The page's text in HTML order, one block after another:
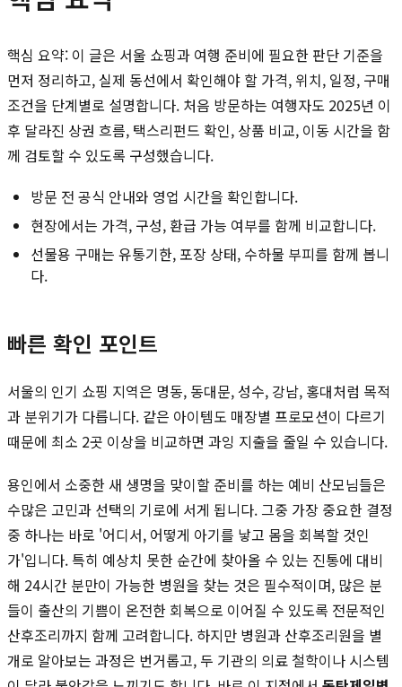
핵심 요약: 이 글은 서울 쇼핑과 여행 준비에 필요한 판단 기준을
먼저 정리하고, 실제 동선에서 확인해야 할 가격, 위치, 일정, 구매
조건을 단계별로 설명합니다. 처음 방문하는 여행자도 2025년 이
후 달라진 상권 흐름, 택스리펀드 확인, 상품 비교, 이동 시간을 함
께 검토할 수 있도록 구성했습니다.
방문 전 공식 안내와 영업 시간을 확인합니다.
현장에서는 가격, 구성, 환급 가능 여부를 함께 비교합니다.
선물용 구매는 유통기한, 포장 상태, 수하물 부피를 함께 봅니
다.
빠른 확인 포인트
서울의 인기 쇼핑 지역은 명동, 동대문, 성수, 강남, 홍대처럼 목적
과 분위기가 다릅니다. 같은 아이템도 매장별 프로모션이 다르기
때문에 최소 2곳 이상을 비교하면 과잉 지출을 줄일 수 있습니다.
용인에서 소중한 새 생명을 맞이할 준비를 하는 예비 산모님들은
수많은 고민과 선택의 기로에 서게 됩니다. 그중 가장 중요한 결정
중 하나는 바로 '어디서, 어떻게 아기를 낳고 몸을 회복할 것인
가'입니다. 특히 예상치 못한 순간에 찾아올 수 있는 진통에 대비
해 24시간 분만이 가능한 병원을 찾는 것은 필수적이며, 많은 분
들이 출산의 기쁨이 온전한 회복으로 이어질 수 있도록 전문적인
산후조리까지 함께 고려합니다. 하지만 병원과 산후조리원을 별
개로 알아보는 과정은 번거롭고, 두 기관의 의료 철학이나 시스템